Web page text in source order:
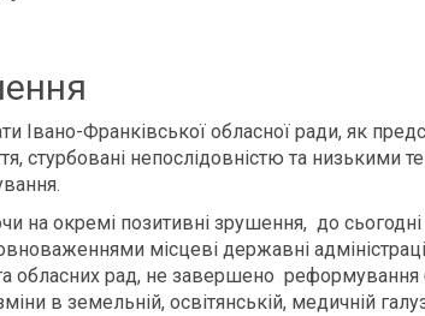
Івано-Франківської обласної ради, як
стурбовані непослідовністю та
на окремі позитивні зрушення, до
місцеві державні
обласних рад, не завершено
в земельній, освітянській, медичній